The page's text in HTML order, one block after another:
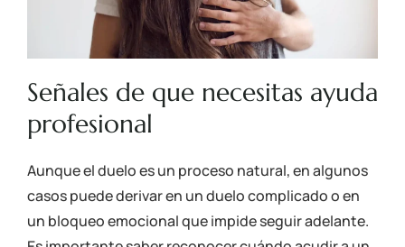
Señales de que necesitas ayuda
profesional
Aunque el duelo es un proceso natural, en algunos
casos puede derivar en un duelo complicado o en
un bloqueo emocional que impide seguir adelante.